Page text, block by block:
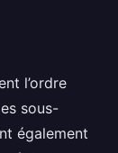
l’ordre
sous-
également